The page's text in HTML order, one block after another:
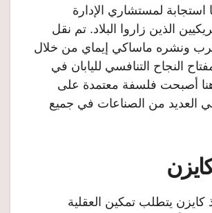
استجابة لمستشاري الإدارة
الذين زاروا البلاد. تم نقل
ونشره ماساكي إيماي من خلال
النجاح التنافسي لليابان في
وهنا أصبحت فلسفة معتمدة على
العديد من الصناعات في جميع
كايزن يتطلب تمكين العقلية